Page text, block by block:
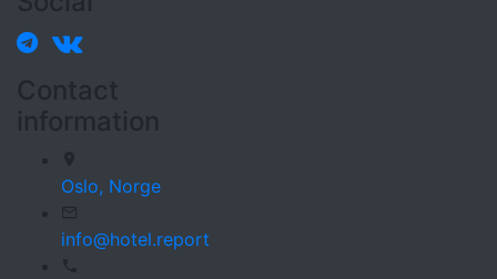
Contact
information
Oslo, Norge
info@hotel.report